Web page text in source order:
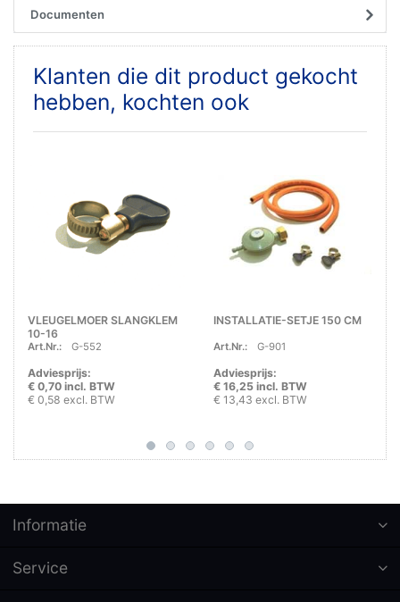
Documenten
Klanten die dit product gekocht
hebben, kochten ook
VLEUGELMOER SLANGKLEM
10-16
Art.Nr.: G-552
Adviesprijs:
€ 0,70 incl. BTW
€ 0,58 excl. BTW
INSTALLATIE-SETJE 150 CM
Art.Nr.: G-901
Adviesprijs:
€ 16,25 incl. BTW
€ 13,43 excl. BTW
Informatie
Service